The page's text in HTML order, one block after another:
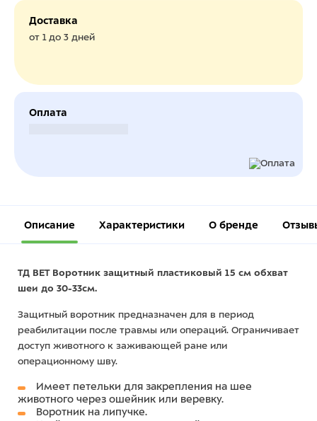
Доставка
от 1 до 3 дней
Оплата
Описание Характеристики О бренде
ТД ВЕТ Воротник защитный пластиковый 15 см обхват
шеи до 30-33см.
Защитный воротник предназначен для в период
реабилитации после травмы или операций. Ограничивает
доступ животного к заживающей ране или
операционному шву.
Имеет петельки для закрепления на шее
животного через ошейник или веревку.
Воротник на липучке.